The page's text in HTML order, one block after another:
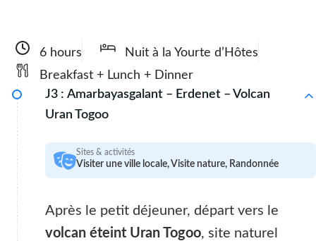
6 hours
Nuit à la Yourte d’Hôtes
Breakfast + Lunch + Dinner
J3 : Amarbayasgalant – Erdenet – Volcan
Uran Togoo
Sites & activités
Visiter une ville locale, Visite nature, Randonnée
Après le petit déjeuner, départ vers le
volcan éteint Uran Togoo, site naturel